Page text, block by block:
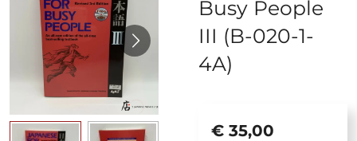
Busy People
III (B-020-1-
4A)
€ 35,00